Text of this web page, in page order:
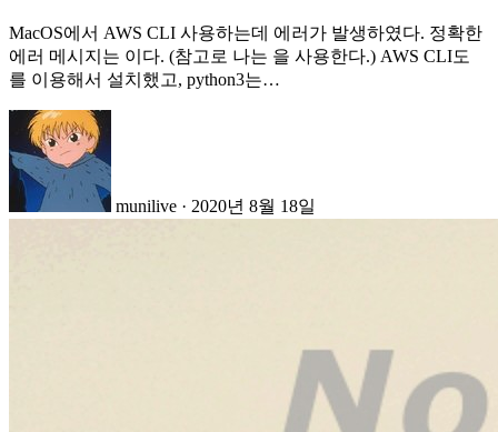
MacOS에서 AWS CLI 사용하는데 에러가 발생하였다. 정확한
에러 메시지는 이다. (참고로 나는 을 사용한다.) AWS CLI도
를 이용해서 설치했고, python3는…
munilive · 2020년 8월 18일